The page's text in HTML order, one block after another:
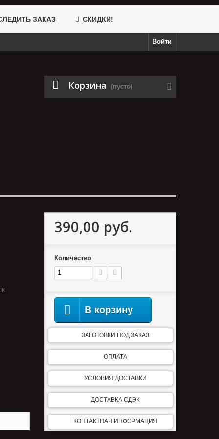
ЗАКАЗ СКИДКИ!
Войти
Корзина (пусто)
390,00 руб.
Количество
В корзину
ЗАГОТОВКИ ПОД ЗАКАЗ
ОПЛАТА
УСЛОВИЯ ДОСТАВКИ
ДОСТАВКА СДЭК
КОНТАКТНАЯ ИНФОРМАЦИЯ